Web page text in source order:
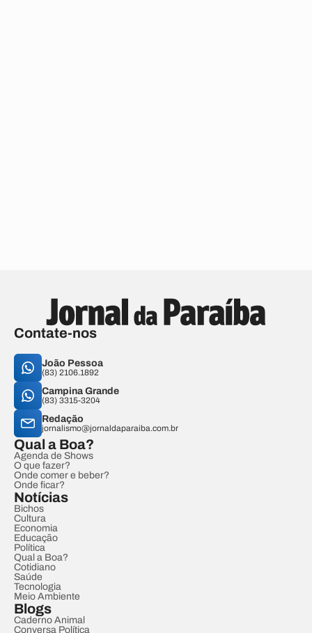
Contate-nos
João Pessoa
(83) 2106.1892
Campina Grande
(83) 3315-3204
Redação
jornalismo@jornaldaparaiba.com.br
Qual a Boa?
Agenda de Shows
O que fazer?
Onde comer e beber?
Onde ficar?
Notícias
Bichos
Cultura
Economia
Educação
Política
Qual a Boa?
Cotidiano
Saúde
Tecnologia
Meio Ambiente
Blogs
Caderno Animal
Conversa Política